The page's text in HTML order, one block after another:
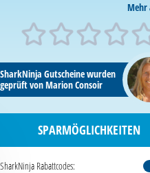
Mehr
SharkNinja Gutscheine wurden
geprüft von Marion Consoir
SPARMÖGLICHKEITEN
SharkNinja Rabattcodes: